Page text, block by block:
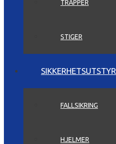
TRAPPER
STIGER
SIKKERHETSUTSTYR
FALLSIKRING
HJELMER